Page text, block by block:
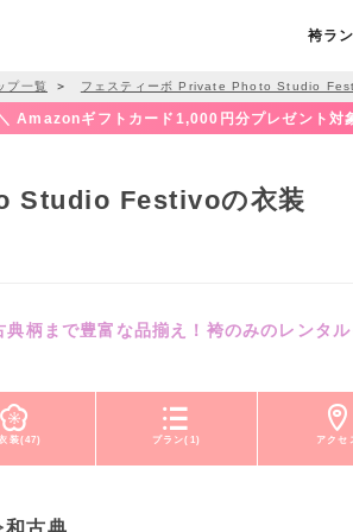
袴ラ
プ一覧 ＞ フェスティーボ Private Photo Studio
Amazonギフトカード1,000円分プレゼント対
Studio Festivoの衣装
柄まで豊富な品揃え！袴のみのレンタル
装(47) プラン(1) アクセ
和古典